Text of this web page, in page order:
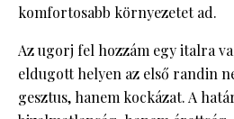
komfortosabb környezetet ad.
Az ugorj fel hozzám egy italra
eldugott helyen az első randin
gesztus, hanem kockázat. A